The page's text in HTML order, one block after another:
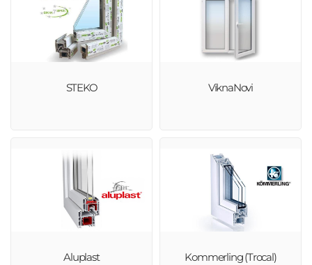
STEKO ViknaNovi
Aluplast Kommerling (Trocal)